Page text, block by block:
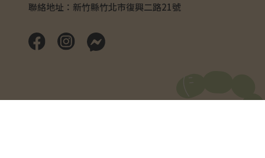
聯絡地址：新竹縣竹北市復興二路21號